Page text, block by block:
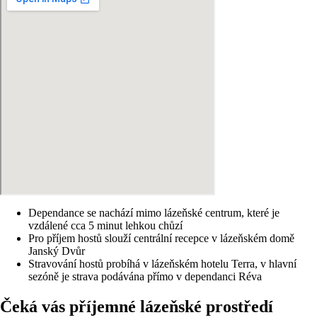
Dependance se nachází mimo lázeňské centrum, které je
vzdálené cca 5 minut lehkou chůzí
Pro příjem hostů slouží centrální recepce v lázeňském domě
Janský Dvůr
Stravování hostů probíhá v lázeňském hotelu Terra, v hlavní
sezóně je strava podávána přímo v dependanci Réva
Čeká vás příjemné lázeňské prostředí